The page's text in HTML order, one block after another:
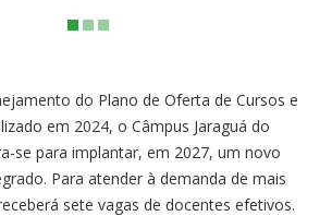
do Plano de Oferta de Cursos e
em 2024, o Câmpus Jaraguá do
se para implantar, em 2027, um novo
Para atender à demanda de mais
sete vagas de docentes efetivos.